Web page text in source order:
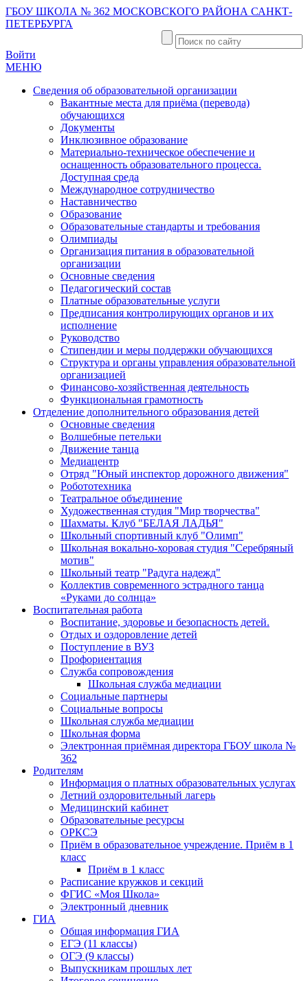
ГБОУ ШКОЛА № 362 МОСКОВСКОГО РАЙОНА САНКТ-
ПЕТЕРБУРГА
Войти
МЕНЮ
Сведения об образовательной организации
Вакантные места для приёма (перевода)
обучающихся
Документы
Инклюзивное образование
Материально-техническое обеспечение и
оснащенность образовательного процесса.
Доступная среда
Международное сотрудничество
Наставничество
Образование
Образовательные стандарты и требования
Олимпиады
Организация питания в образовательной
организации
Основные сведения
Педагогический состав
Платные образовательные услуги
Предписания контролирующих органов и их
исполнение
Руководство
Стипендии и меры поддержки обучающихся
Структура и органы управления образовательной
организацией
Финансово-хозяйственная деятельность
Функциональная грамотность
Отделение дополнительного образования детей
Основные сведения
Волшебные петельки
Движение танца
Медиацентр
Отряд "Юный инспектор дорожного движения"
Робототехника
Театральное объединение
Художественная студия "Мир творчества"
Шахматы. Клуб "БЕЛАЯ ЛАДЬЯ"
Школьный спортивный клуб "Олимп"
Школьная вокально-хоровая студия "Серебряный
мотив"
Школьный театр "Радуга надежд"
Коллектив современного эстрадного танца
«Руками до солнца»
Воспитательная работа
Воспитание, здоровье и безопасность детей.
Отдых и оздоровление детей
Поступление в ВУЗ
Профориентация
Служба сопровождения
Школьная служба медиации
Социальные партнеры
Социальные вопросы
Школьная служба медиации
Школьная форма
Электронная приёмная директора ГБОУ школа №
362
Родителям
Информация о платных образовательных услугах
Летний оздоровительный лагерь
Медицинский кабинет
Образовательные ресурсы
ОРКСЭ
Приём в образовательное учреждение. Приём в 1
класс
Приём в 1 класс
Расписание кружков и секций
ФГИС «Моя Школа»
Электронный дневник
ГИА
Общая информация ГИА
ЕГЭ (11 классы)
ОГЭ (9 классы)
Выпускникам прошлых лет